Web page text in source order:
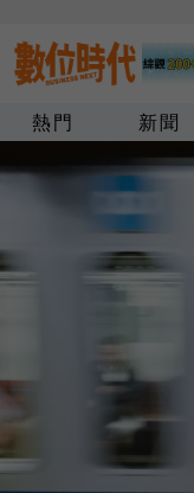
熱門 新聞